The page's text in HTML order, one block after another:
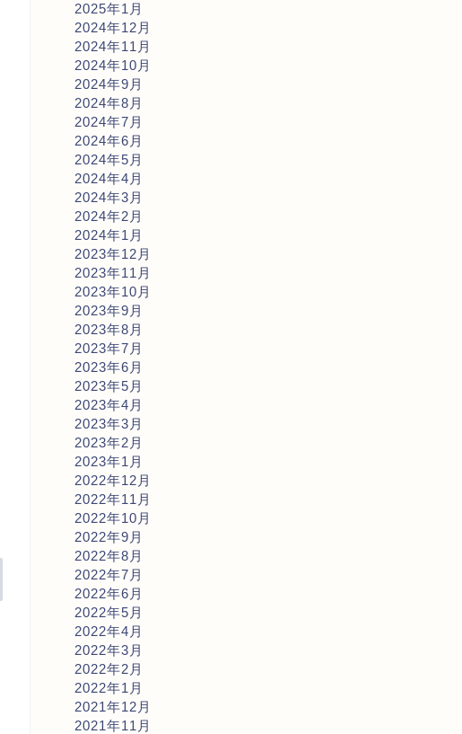
2025年1月
2024年12月
2024年11月
2024年10月
2024年9月
2024年8月
2024年7月
2024年6月
2024年5月
2024年4月
2024年3月
2024年2月
2024年1月
2023年12月
2023年11月
2023年10月
2023年9月
2023年8月
2023年7月
2023年6月
2023年5月
2023年4月
2023年3月
2023年2月
2023年1月
2022年12月
2022年11月
2022年10月
2022年9月
2022年8月
2022年7月
2022年6月
2022年5月
2022年4月
2022年3月
2022年2月
2022年1月
2021年12月
2021年11月